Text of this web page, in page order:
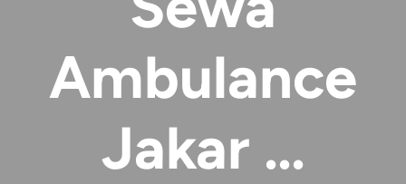
Ambulance
Jakar …